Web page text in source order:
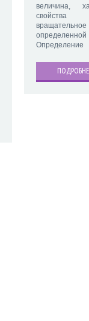
величина,
свойства
Определение